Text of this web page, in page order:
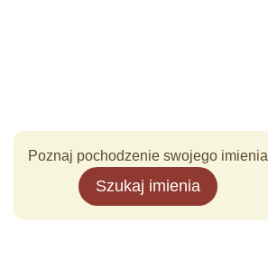
Poznaj pochodzenie swojego imienia
Szukaj imienia